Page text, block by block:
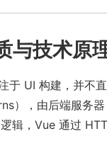
与技术原
UI 构建，并不
），由后端服务
辑，Vue 通过